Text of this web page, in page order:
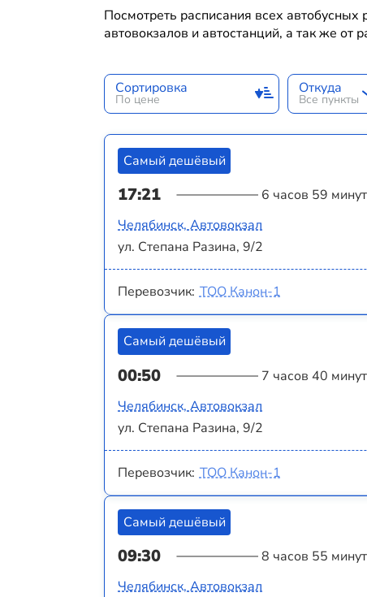
Посмотреть расписания всех
автовокзалов и автостанций, а так же от
Сортировка
По цене
Откуда
Все пункты
Самый дешёвый
17:21 6 часов 59 минут
Челябинск, Автовокзал
ул. Степана Разина, 9/2
Перевозчик: ТОО Канон-1
Самый дешёвый
00:50 7 часов 40 минут
Челябинск, Автовокзал
ул. Степана Разина, 9/2
Перевозчик: ТОО Канон-1
Самый дешёвый
09:30 8 часов 55 минут
Челябинск, Автовокзал